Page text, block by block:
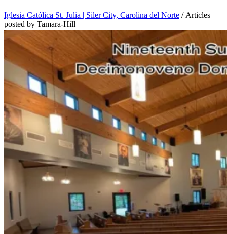
Iglesia Católica St. Julia | Siler City, Carolina del Norte /Articles
posted by Tamara-Hill